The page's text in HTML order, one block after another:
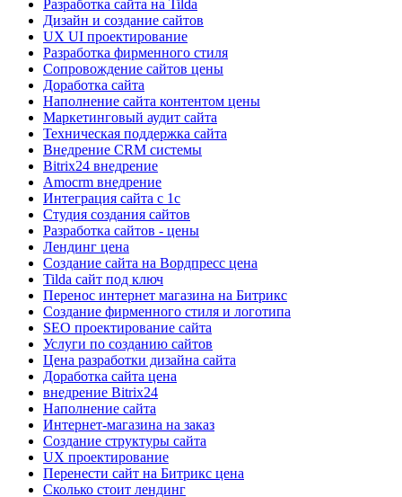
Разработка сайта на Tilda
Дизайн и создание сайтов
UX UI проектирование
Разработка фирменного стиля
Сопровождение сайтов цены
Доработка сайта
Наполнение сайта контентом цены
Маркетинговый аудит сайта
Техническая поддержка сайта
Внедрение CRM системы
Bitrix24 внедрение
Amocrm внедрение
Интеграция сайта с 1с
Cтудия создания сайтов
Разработка сайтов - цены
Лендинг цена
Создание сайта на Вордпресс цена
Tilda сайт под ключ
Перенос интернет магазина на Битрикс
Создание фирменного стиля и логотипа
SEO проектирование сайта
Услуги по созданию сайтов
Цена разработки дизайна сайта
Доработка сайта цена
внедрение Bitrix24
Наполнение сайта
Интернет-магазина на заказ
Создание структуры сайта
UX проектирование
Перенести сайт на Битрикс цена
Сколько стоит лендинг